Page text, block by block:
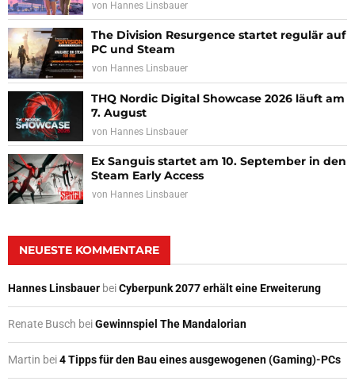
von Hannes Linsbauer
The Division Resurgence startet regulär auf
PC und Steam
von Hannes Linsbauer
THQ Nordic Digital Showcase 2026 läuft am
7. August
von Hannes Linsbauer
Ex Sanguis startet am 10. September in den
Steam Early Access
von Hannes Linsbauer
NEUESTE KOMMENTARE
Hannes Linsbauer beiCyberpunk 2077 erhält eine Erweiterung
Renate Busch beiGewinnspiel The Mandalorian
Martin bei4 Tipps für den Bau eines ausgewogenen (Gaming)-PCs